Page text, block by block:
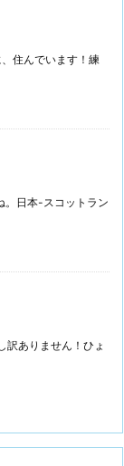
住んでいます！練
。日本-スコットラン
訳ありません！ひょ